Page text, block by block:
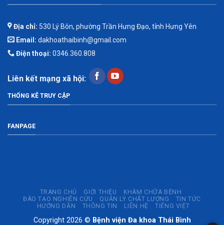
Địa chỉ: 530 Lý Bôn, phường Trần Hưng Đạo, tỉnh Hưng Yên
Email: dakhoathaibinh@gmail.com
Điện thoại: 0346.360.808
Liên kết mạng xã hội:
THỐNG KÊ TRUY CẬP
FANPAGE
TRANG CHỦ GIỚI THIỆU
KHÁM CHỮA BỆNH
ĐÀO TẠO NGHIÊN CỨU
QUẢN LÝ CHẤT LƯỢNG
TIN TỨC
HƯỚNG DẪN
THÔNG TIN LIÊN HỆ TIẾNG VIỆT
Copyright 2026 © Bệnh viện Đa khoa Thái Bình